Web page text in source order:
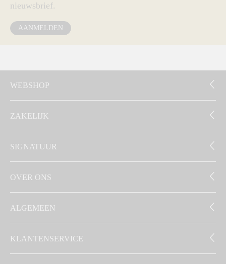
nieuwsbrief.
AANMELDEN
WEBSHOP
ZAKELIJK
SIGNATUUR
OVER ONS
ALGEMEEN
KLANTENSERVICE